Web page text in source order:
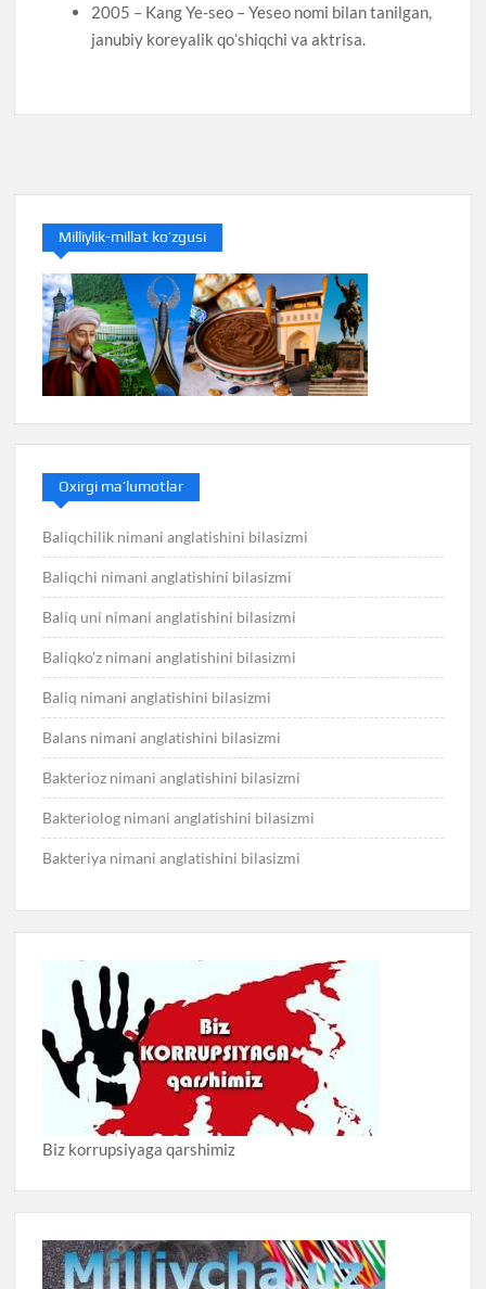
2005 – Kang Ye-seo – Yeseo nomi bilan tanilgan,
janubiy koreyalik qoʻshiqchi va aktrisa.
Milliylik-millat ko’zgusi
Oxirgi ma’lumotlar
Baliqchilik nimani anglatishini bilasizmi
Baliqchi nimani anglatishini bilasizmi
Baliq uni nimani anglatishini bilasizmi
Baliqko’z nimani anglatishini bilasizmi
Baliq nimani anglatishini bilasizmi
Balans nimani anglatishini bilasizmi
Bakterioz nimani anglatishini bilasizmi
Bakteriolog nimani anglatishini bilasizmi
Bakteriya nimani anglatishini bilasizmi
Biz korrupsiyaga qarshimiz